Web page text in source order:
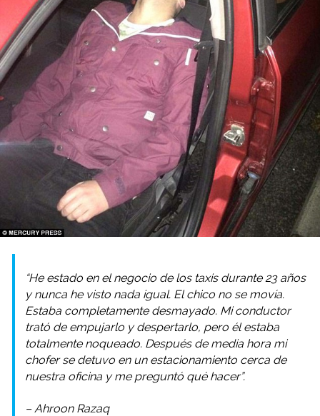
“He estado en el negocio de los taxis durante 23 años
y nunca he visto nada igual. El chico no se movía.
Estaba completamente desmayado. Mi conductor
trató de empujarlo y despertarlo, pero él estaba
totalmente noqueado. Después de media hora mi
chofer se detuvo en un estacionamiento cerca de
nuestra oficina y me preguntó qué hacer”.
– Ahroon Razaq